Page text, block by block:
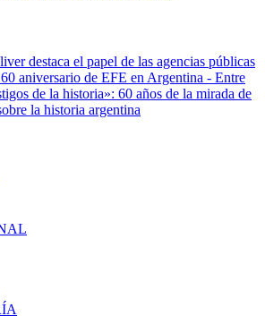
destaca el papel de las agencias públicas
aniversario de EFE en Argentina - Entre
de la historia»: 60 años de la mirada de
la historia argentina